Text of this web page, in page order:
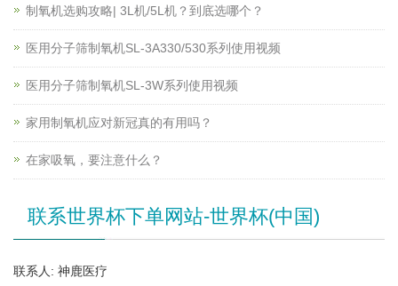
制氧机选购攻略| 3L机/5L机？到底选哪个？
医用分子筛制氧机SL-3A330/530系列使用视频
医用分子筛制氧机SL-3W系列使用视频
家用制氧机应对新冠真的有用吗？
在家吸氧，要注意什么？
联系世界杯下单网站-世界杯(中国)
联系人: 神鹿医疗